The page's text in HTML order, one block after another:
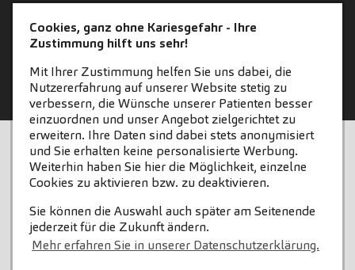
Kontakt
STARTSEITE
KONTAKT
COOKIE-EINSTELLUNGEN
IMPRESSUM
DATENSCHUTZ
Cookies, ganz ohne Kariesgefahr - Ihre
Zustimmung hilft uns sehr!
Mit Ihrer Zustimmung helfen Sie uns dabei, die
Nutzererfahrung auf unserer Website stetig zu
verbessern, die Wünsche unserer Patienten besser
einzuordnen und unser Angebot zielgerichtet zu
erweitern. Ihre Daten sind dabei stets anonymisiert
und Sie erhalten keine personalisierte Werbung.
Weiterhin haben Sie hier die Möglichkeit, einzelne
Cookies zu aktivieren bzw. zu deaktivieren.
Sie können die Auswahl auch später am Seitenende
jederzeit für die Zukunft ändern.
Mehr erfahren Sie in unserer Datenschutzerklärung.